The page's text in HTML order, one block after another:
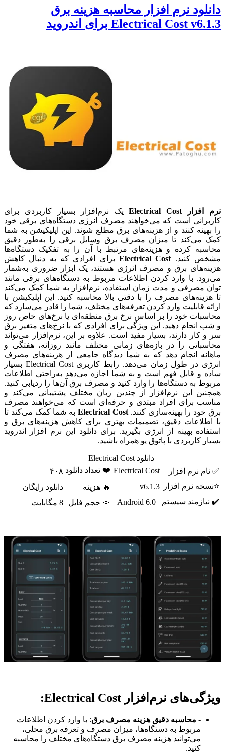
دانلود نرم افزار محاسبه هزینه برق
Electrical Cost v6.1.3 برای اندروید
نرم افزار Electrical Cost
یک نرم‌افزار بسیار کاربردی برای
کاربرانی است که می‌خواهند مصرف انرژی دستگاه‌های برقی خود
را بهینه کنند و از هزینه‌های برق مطلع شوند. این اپلیکیشن به شما
کمک می‌کند تا میزان مصرف برق وسایل برقی را به‌طور دقیق
محاسبه کرده و هزینه‌های مرتبط با آن را به تفکیک دستگاه‌ها
مشخص کنید. Electrical Cost برای افرادی که به دنبال کاهش
هزینه‌های برق و مصرف انرژی هستند، یک ابزار ضروری به‌شمار
می‌رود. با وارد کردن اطلاعات مربوط به دستگاه‌های برقی مانند
توان مصرفی و مدت زمان استفاده، نرم‌افزار به شما کمک می‌کند
تا هزینه‌های مصرف را با دقتی بالا محاسبه کنید. این اپلیکیشن با
ارائه قابلیت وارد کردن تعرفه‌های مختلف، شما را قادر می‌سازد که
محاسبات خود را بر اساس نرخ برق منطقه‌ای یا نرخ‌های خاص روز
و شب انجام دهید. این ویژگی برای افرادی که با نرخ‌های متغیر برق
سر و کار دارند، بسیار مفید است. علاوه بر این، نرم‌افزار می‌تواند
محاسباتی را در بازه‌های زمانی مختلف مانند روزانه، هفتگی و
ماهانه انجام دهد که به شما دیدگاه جامعی از هزینه‌های مصرف
انرژی در طول زمان می‌دهد. رابط کاربری Electrical Cost بسیار
ساده و قابل فهم است و به شما اجازه می‌دهد به‌راحتی اطلاعات
مربوط به دستگاه‌ها را وارد کنید و مصرف برق آن‌ها را ردیابی کنید.
همچنین این نرم‌افزار از چندین زبان مختلف پشتیبانی می‌کند و
مناسب برای افراد مبتدی و حرفه‌ای است که می‌خواهند مصرف
برق خود را بهینه‌سازی کنند.Electrical Costبه شما کمک می‌کند تا
با اطلاعات دقیق، تصمیمات بهتری برای کاهش هزینه‌های برق و
استفاده بهینه از انرژی بگیرید. برای دانلود این نرم افزار اندروید
بسیار کاربردی با پاتوق یو همراه باشید.
دانلود Electrical Cost
✅ نام نرم افزار
Electrical Cost ❤️ تعداد دانلود ۴۰۸
⭐نسخه نرم افزار
v6.1.3 🔥 هزینه
دانلود رایگان
✔️ نیازمند سیستم
Android 6.0+ 🔆 حجم فایل 8 مگابایت
ویژگی‌های نرم‌افزار Electrical Cost:
- محاسبه دقیق هزینه مصرف برق: با وارد کردن اطلاعات
مربوط به دستگاه‌ها، میزان مصرف و تعرفه برق محلی،
می‌توانید هزینه مصرف برق دستگاه‌های مختلف را محاسبه
کنید.